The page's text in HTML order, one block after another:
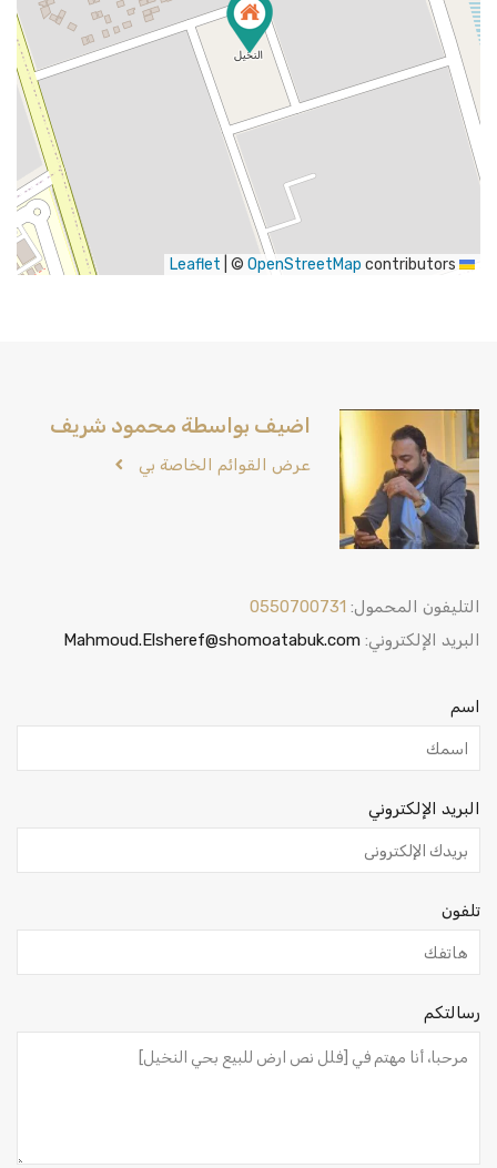
© OpenStreetMap contributors
اضيف بواسطة محمود شريف
عرض القوائم الخاصة بي
التليفون المحمول: 0550700731
البريد الإلكتروني: Mahmoud.Elsheref@shomoatabuk.com
اسم
البريد الإلكتروني
تلفون
رسالتكم